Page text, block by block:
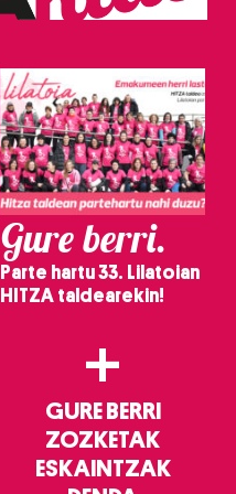
Gure berri.
Parte hartu 33. Lilatoian
HITZA taldearekin!
+
GURE BERRI
ZOZKETAK
ESKAINTZAK